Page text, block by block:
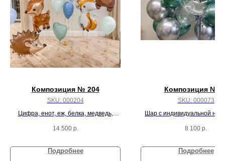
Композиция № 204
SKU: 000204
Цифра, енот, еж, белка, медведь,
14 500 р.
Подробнее
Композиция №
SKU: 000073
Шар с индивидуальной
зеленых шаров
8 100 р.
Подробнее